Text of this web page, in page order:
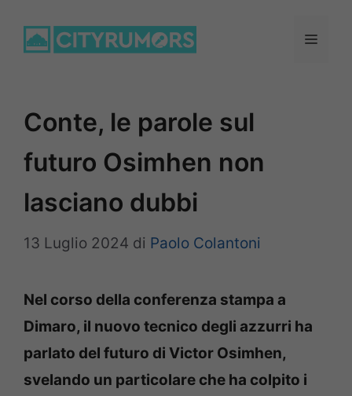
Menu
Conte, le parole sul
futuro Osimhen non
lasciano dubbi
13 Luglio 2024 di Paolo Colantoni
Nel corso della conferenza stampa a
Dimaro, il nuovo tecnico degli azzurri ha
parlato del futuro di Victor Osimhen,
svelando un particolare che ha colpito i